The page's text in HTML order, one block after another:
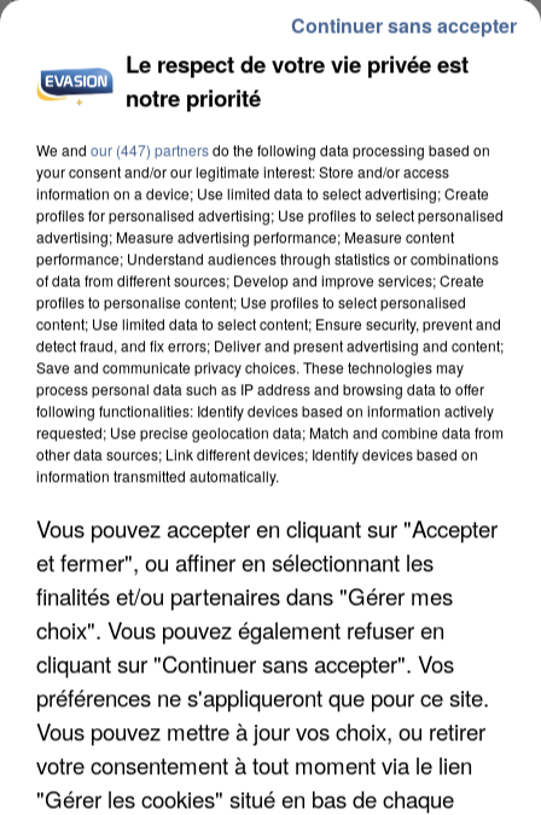
UN SECOND CADRE DE LA DZ MAFIA
INTERPELLÉ EN ALGÉRIE
UNE TOURISTE DE L’OISE EMPORTÉE PAR UNE
COULÉE DE BOUE EN HAUTE-SAVOIE
Le respect de votre vie privée est
notre priorité
We and our (447) partnersdo the following data processing based on
your consent and/or our legitimate interest: Store and/or access
information on a device; Use limited data to select advertising; Create
profiles for personalised advertising; Use profiles to select personalised
advertising; Measure advertising performance; Measure content
performance; Understand audiences through statistics or combinations
of data from different sources; Develop and improve services; Create
profiles to personalise content; Use profiles to select personalised
content; Use limited data to select content; Ensure security, prevent and
detect fraud, and fix errors; Deliver and present advertising and content;
Save and communicate privacy choices. These technologies may
process personal data such as IP address and browsing data to offer
following functionalities: Identify devices based on information actively
requested; Use precise geolocation data; Match and combine data from
other data sources; Link different devices; Identify devices based on
information transmitted automatically.
Vous pouvez accepter en cliquant sur "Accepter
et fermer", ou affiner en sélectionnant les
finalités et/ou partenaires dans "Gérer mes
choix". Vous pouvez également refuser en
cliquant sur "Continuer sans accepter". Vos
préférences ne s'appliqueront que pour ce site.
Vous pouvez mettre à jour vos choix, ou retirer
votre consentement à tout moment via le lien
"Gérer les cookies" situé en bas de chaque
Continuer sans accepter